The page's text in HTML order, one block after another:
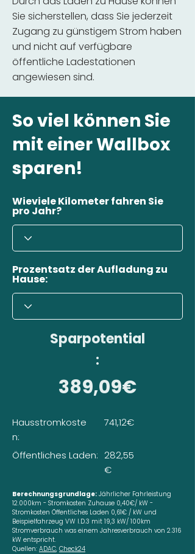
Sie sicherstellen, dass Sie jederzeit
Zugang zu günstigem Strom haben
und nicht auf verfügbare
öffentliche Ladestationen
angewiesen sind.
So viel können Sie
mit einer Wallbox
sparen!
Wieviele Kilometer fahren Sie
pro Jahr?
Prozentsatz der Aufladung zu
Hause:
Sparpotential
:
389,09€
Hausstromkoste
n:
Öffentliches Laden:
741,12€
282,55
€
Berechnungsgrundlage: Jährlicher Fahrleistung
12.000km - Stromkosten Zuhause 0,40€/ kW -
Stromkosten Öffentliches Laden 0,61€ / kW und
Beispielfahrzeug VW I.D.3 mit 19,3 kW/ 100km
Stromverbrauch was einem Jahresverbrauch von 2.316
kW entspricht.
Quellen: ADAC, Check24